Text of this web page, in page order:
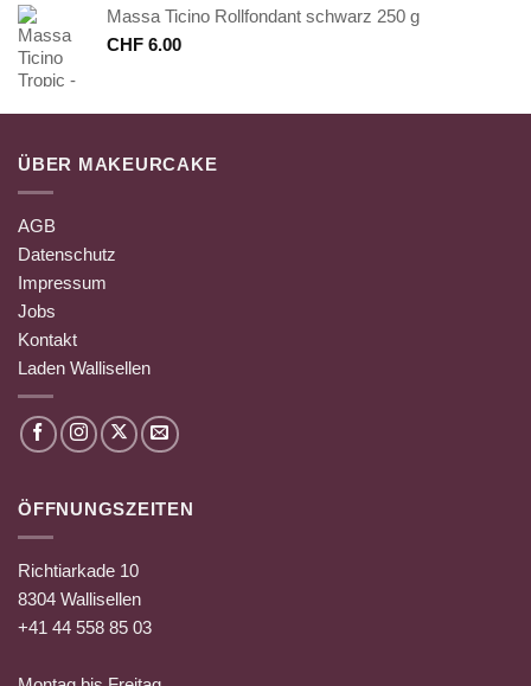
Massa Ticino Rollfondant schwarz 250 g
CHF 6.00
ÜBER MAKEURCAKE
AGB
Datenschutz
Impressum
Jobs
Kontakt
Laden Wallisellen
ÖFFNUNGSZEITEN
Richtiarkade 10
8304 Wallisellen
+41 44 558 85 03